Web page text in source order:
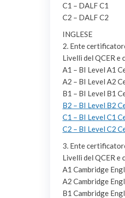
C1 – DALF C1
C2 – DALF C2
INGLESE
2. Ente
Livelli del QCER
A1 – BI Level A1
A2 – BI Level A2
B1 – BI Level B1
B2 – BI Level B2
C1 – BI Level C1
C2 – BI Level C2
3. Ente
Livelli del QCER
A1 Cambridge
A2 Cambridge
B1 Cambridge